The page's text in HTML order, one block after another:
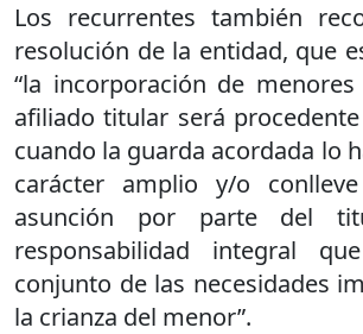
Los recurrentes también
resolución de la entidad, que
“la incorporación de
afiliado titular será
cuando la guarda acordada lo
carácter amplio y/o
asunción por parte del
responsabilidad integral
conjunto de las necesidades
la crianza del menor”.